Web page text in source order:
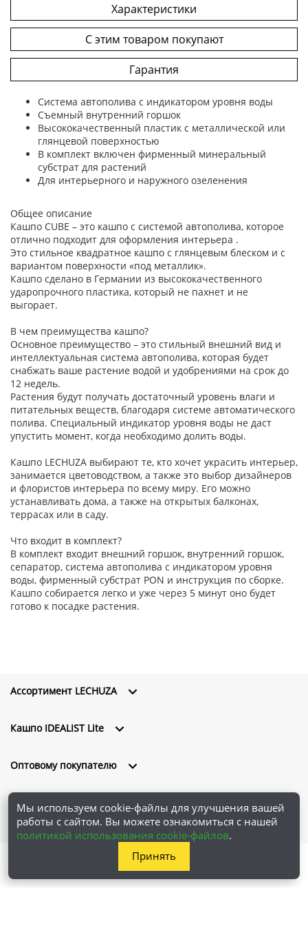
Характеристики
С этим товаром покупают
Гарантия
Система автополива с индикатором уровня воды
Съемный внутренний горшок
Высококачественный пластик с металлической или
глянцевой поверхностью
В комплект включен фирменный минеральный
субстрат для растений
Для интерьерного и наружного озеленения
Общее описание
Кашпо CUBE – это кашпо с системой автополива, которое
отлично подходит для оформления интерьера .
Это стильное квадратное кашпо с глянцевым блеском и с
вариантом поверхности «под металлик».
Кашпо сделано в Германии из высококачественного
ударопрочного пластика, который не пахнет и не
выгорает.
В чем преимущества кашпо?
Основное преимущество – это стильный внешний вид и
интеллектуальная система автополива, которая будет
снабжать ваше растение водой и удобрениями на срок до
12 недель.
Растения будут получать достаточный уровень влаги и
питательных веществ, благодаря системе автоматического
полива. Специальный индикатор уровня воды не даст
упустить момент, когда необходимо долить воды.
Кашпо LECHUZA выбирают те, кто хочет украсить интерьер,
занимается цветоводством, а также это выбор дизайнеров
и флористов интерьера по всему миру. Его можно
устанавливать дома, а также на открытых балконах,
террасах или в саду.
Что входит в комплект?
В комплект входит внешний горшок, внутренний горшок,
сепаратор, система автополива с индикатором уровня
воды, фирменный субстрат PON и инструкция по сборке.
Кашпо собирается легко и уже через 5 минут оно будет
готово к посадке растения.
Ассортимент LECHUZA
Кашпо IDEALIST Lite
Оптовому покупателю
О компании
Мы используем cookie-файлы для улучшения вашей
работы с сайтом. Вы можете ознакомиться с нашей
политикой использования cookie-файлов.
Принять